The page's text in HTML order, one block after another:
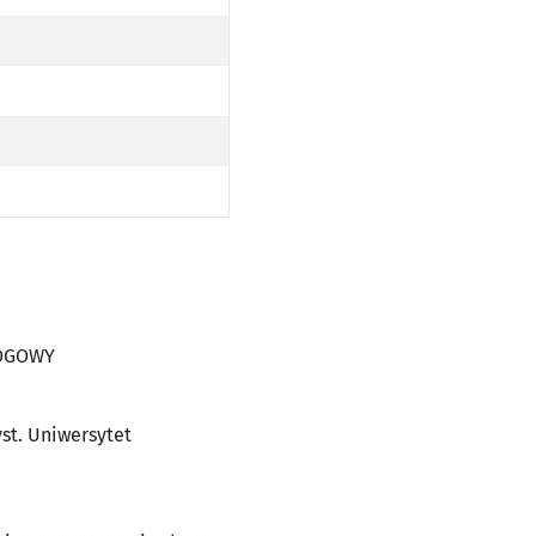
UNIWERSYTET EKONOMICZNY PO TRASIE); N - KURS OBSŁUGIWANY PRZEZ TRAMWAJ
(DO PRZYST. UNIWERSYTET EKONOMICZNY PO TRASIE); N - KURS OBSŁUGIWANY PRZEZ
Uniwersytet